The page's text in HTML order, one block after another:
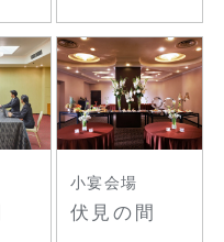
小宴会場
伏見の間